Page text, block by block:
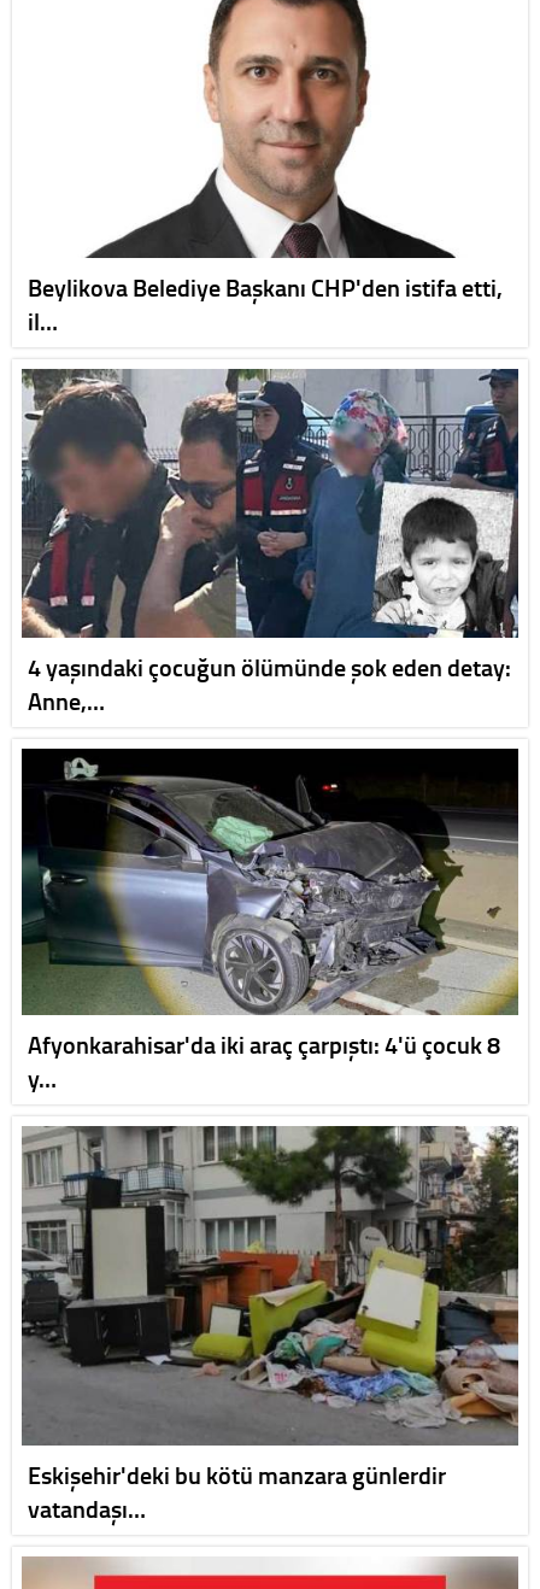
Beylikova Belediye Başkanı CHP'den istifa etti,
il…
4 yaşındaki çocuğun ölümünde şok eden detay:
Anne,…
Afyonkarahisar'da iki araç çarpıştı: 4'ü çocuk 8
y…
Eskişehir'deki bu kötü manzara günlerdir
vatandaşı…